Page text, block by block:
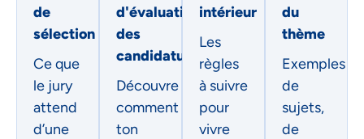
de
sélection
Ce que
le jury
attend
d’une
d'évaluation
des
candidatures
Découvre
comment
ton
intérieur
Les
règles
à suivre
pour
vivre
du
thème
Exemples
de
sujets,
de